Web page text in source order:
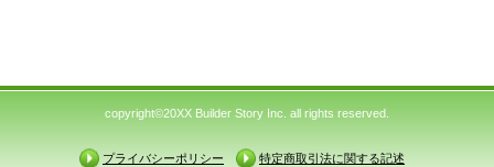
copyright©20XX Builder Story Inc. all rights reserved.
プライバシーポリシー 特定商取引法に関する記述